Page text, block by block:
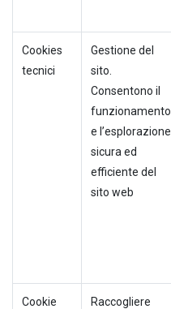
Cookies
tecnici
Gestione del
sito.
Consentono il
funzionamento
e l’esplorazione
sicura ed
efficiente del
sito web
Cookie
Raccogliere